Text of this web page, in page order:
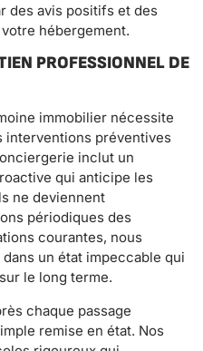
des avis positifs et des
hébergement.
PROFESSIONNEL DE
immobilier nécessite
interventions préventives
inclut un
qui anticipe les
ne deviennent
périodiques des
courantes, nous
un état impeccable qui
le long terme.
chaque passage
remise en état. Nos